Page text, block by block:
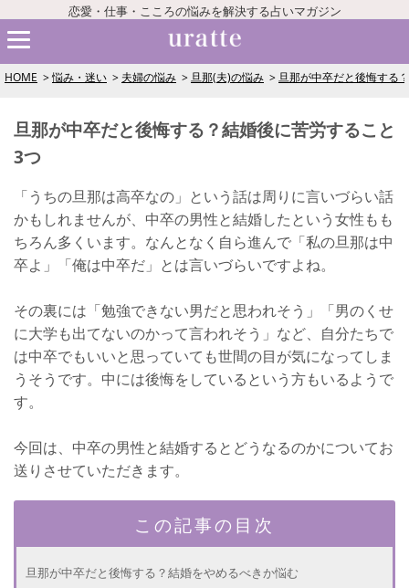
恋愛・仕事・こころの悩みを解決する占いマガジン
HOME 悩み・迷い 夫婦の悩み 旦那(夫)の悩み 旦那が中卒だと後悔する
旦那が中卒だと後悔する？結婚後に苦労すること
3つ
「うちの旦那は高卒なの」という話は周りに言いづらい話
かもしれませんが、中卒の男性と結婚したという女性もも
ちろん多くいます。なんとなく自ら進んで「私の旦那は中
卒よ」「俺は中卒だ」とは言いづらいですよね。
その裏には「勉強できない男だと思われそう」「男のくせ
に大学も出てないのかって言われそう」など、自分たちで
は中卒でもいいと思っていても世間の目が気になってしま
うそうです。中には後悔をしているという方もいるようで
す。
今回は、中卒の男性と結婚するとどうなるのかについてお
送りさせていただきます。
この記事の目次
旦那が中卒だと後悔する？結婚をやめるべきか悩む